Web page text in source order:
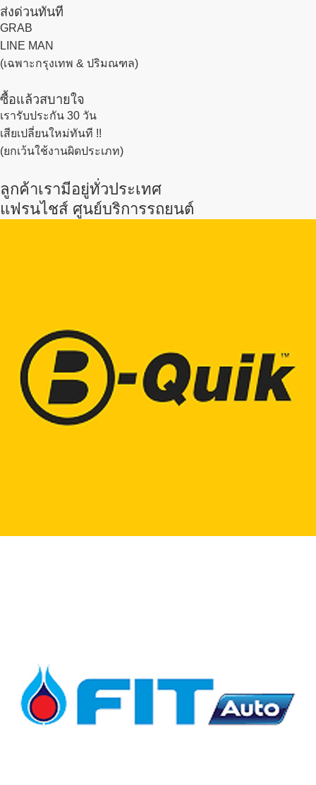
ส่งด่วนทันที
GRAB
LINE MAN
(เฉพาะกรุงเทพ & ปริมณฑล)
ซื้อแล้วสบายใจ
เรารับประกัน 30 วัน
เสียเปลี่ยนใหม่ทันที !!
(ยกเว้นใช้งานผิดประเภท)
ลูกค้าเรามีอยู่ทั่วประเทศ
แฟรนไชส์ ศูนย์บริการรถยนต์